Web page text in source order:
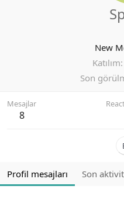
New
Katılım
Son
Mesajlar
8
Profil mesajları Son